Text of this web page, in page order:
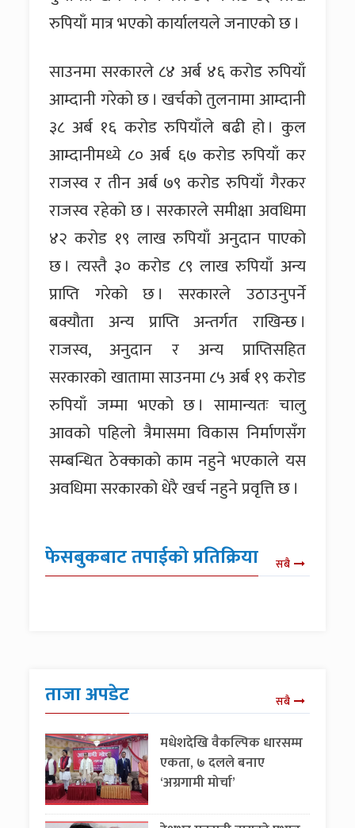
रुपियाँ मात्र भएको कार्यालयले जनाएको छ ।
साउनमा सरकारले ८४ अर्ब ४६ करोड रुपियाँ
आम्दानी गरेको छ । खर्चको तुलनामा आम्दानी
३८ अर्ब १६ करोड रुपियाँले बढी हो । कुल
आम्दानीमध्ये ८० अर्ब ६७ करोड रुपियाँ कर
राजस्व र तीन अर्ब ७९ करोड रुपियाँ गैरकर
राजस्व रहेको छ । सरकारले समीक्षा अवधिमा
४२ करोड १९ लाख रुपियाँ अनुदान पाएको
छ । त्यस्तै ३० करोड ८९ लाख रुपियाँ अन्य
प्राप्ति गरेको छ । सरकारले उठाउनुपर्ने
बक्यौता अन्य प्राप्ति अन्तर्गत राखिन्छ ।
राजस्व, अनुदान र अन्य प्राप्तिसहित
सरकारको खातामा साउनमा ८५ अर्ब १९ करोड
रुपियाँ जम्मा भएको छ । सामान्यतः चालु
आवको पहिलो त्रैमासमा विकास निर्माणसँग
सम्बन्धित ठेक्काको काम नहुने भएकाले यस
अवधिमा सरकारको धेरै खर्च नहुने प्रवृत्ति छ ।
फेसबुकबाट तपाईको प्रतिक्रिया सबै
ताजा अपडेट सबै
मधेशदेखि वैकल्पिक धारसम्म
एकता, ७ दलले बनाए
‘अग्रगामी मोर्चा’